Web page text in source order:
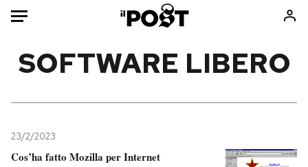
Mondo
Politica
Consumismi
SOFTWARE LIBERO
23/2/2023
Cos’ha fatto Mozilla per Internet